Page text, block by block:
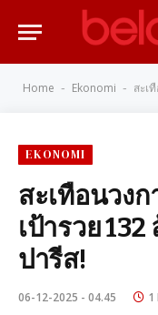
Home - Ekonomi - สะเทื
EKONOMI
สะเทือนวง
เป้ารวย
ปารีส!
06-12-2025 - 04.45 1